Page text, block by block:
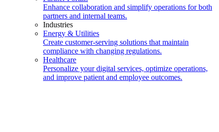
Enhance collaboration and simplify operations for both
partners and internal teams.
Industries
Energy & Utilities
Create customer-serving solutions that maintain
compliance with changing regulations.
Healthcare
Personalize your digital services, optimize operations,
and improve patient and employee outcomes.